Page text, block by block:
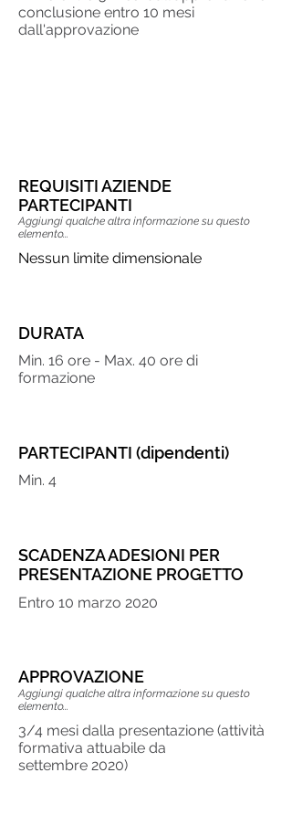
conclusione entro 10 mesi
dall'approvazione
REQUISITI AZIENDE
PARTECIPANTI
Aggiungi qualche altra informazione su questo
elemento...
Nessun limite dimensionale
DURATA
​Min. 16 ore - Max. 40 ore di
formazione
PARTECIPANTI (dipendenti)
Min. 4
SCADENZA ADESIONI PER
PRESENTAZIONE PROGETTO
Entro 10 marzo 2020
APPROVAZIONE
Aggiungi qualche altra informazione su questo
elemento...
​3/4 mesi dalla presentazione (attività
formativa attuabile da
settembre 2020)